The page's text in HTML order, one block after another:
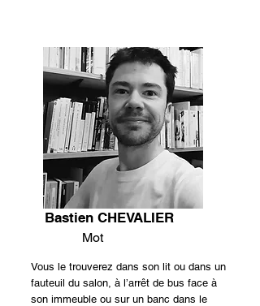
Bastien CHEVALIER
Mot
Vous le trouverez dans son lit ou dans un
fauteuil du salon, à l’arrêt de bus face à
son immeuble ou sur un banc dans le